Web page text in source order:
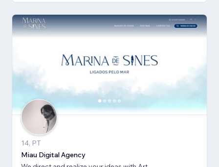
14, PT
Miau Digital Agency